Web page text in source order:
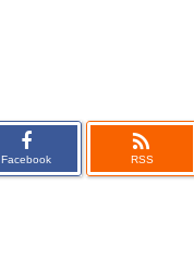
Facebook

RSS